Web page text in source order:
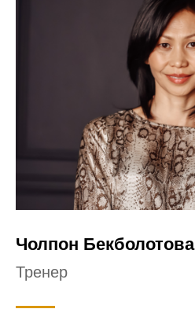
Чолпон Бекболотова
Тренер